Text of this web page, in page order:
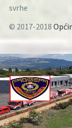
svrhe
© 2017-2018